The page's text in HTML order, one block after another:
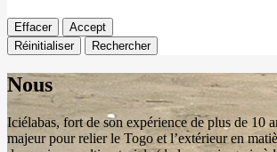
Effacer
Accept
Réinitialiser
Rechercher
Nous
Iciélabas, fort de son expérience de plus de 10
majeur pour relier le Togo et l’extérieur en